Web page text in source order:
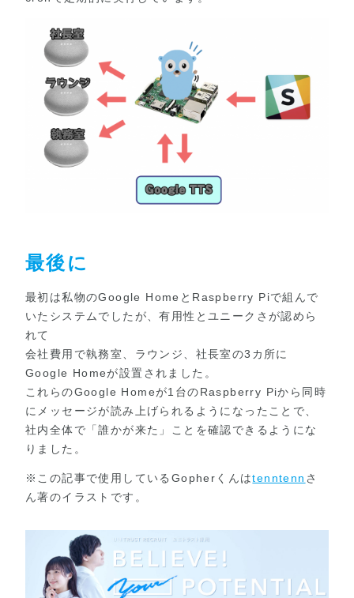
最後に
最初は私物のGoogle HomeとRaspberry Piで組んで
いたシステムでしたが、有用性とユニークさが認めら
れて
会社費用で執務室、ラウンジ、社長室の3カ所に
Google Homeが設置されました。
これらのGoogle Homeが1台のRaspberry Piから同時
にメッセージが読み上げられるようになったことで、
社内全体で「誰かが来た」ことを確認できるようにな
りました。
※この記事で使用しているGopherくんはtenntenn さ
ん著のイラストです。